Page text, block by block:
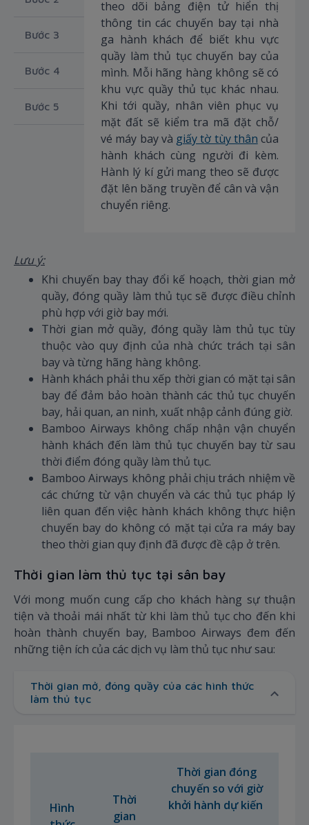
Bước 3
Bước 4
Bước 5
theo dõi bảng điện tử hiển thị
thông tin các chuyến bay tại nhà
ga hành khách để biết khu vực
quầy làm thủ tục chuyến bay của
mình. Mỗi hãng hàng không sẽ có
khu vực quầy thủ tục khác nhau.
Khi tới quầy, nhân viên phục vụ
mặt đất sẽ kiểm tra mã đặt chỗ/
vé máy bay và giấy tờ tùy thân của
hành khách cùng người đi kèm.
Hành lý kí gửi mang theo sẽ được
đặt lên băng truyền để cân và vận
chuyển riêng.
Lưu ý:
Khi chuyến bay thay đổi kế hoạch, thời gian mở
quầy, đóng quầy làm thủ tục sẽ được điều chỉnh
phù hợp với giờ bay mới.
Thời gian mở quầy, đóng quầy làm thủ tục tùy
thuộc vào quy định của nhà chức trách tại sân
bay và từng hãng hàng không.
Hành khách phải thu xếp thời gian có mặt tại sân
bay để đảm bảo hoàn thành các thủ tục chuyến
bay, hải quan, an ninh, xuất nhập cảnh đúng giờ.
Bamboo Airways không chấp nhận vận chuyển
hành khách đến làm thủ tục chuyến bay từ sau
thời điểm đóng quầy làm thủ tục.
Bamboo Airways không phải chịu trách nhiệm về
các chứng từ vận chuyển và các thủ tục pháp lý
liên quan đến việc hành khách không thực hiện
chuyến bay do không có mặt tại cửa ra máy bay
theo thời gian quy định đã được đề cập ở trên.
Thời gian làm thủ tục tại sân bay
Với mong muốn cung cấp cho khách hàng sự thuận
tiện và thoải mái nhất từ khi làm thủ tục cho đến khi
hoàn thành chuyến bay, Bamboo Airways đem đến
những tiện ích của các dịch vụ làm thủ tục như sau:
Thời gian mở, đóng quầy của các hình thức
làm thủ tục
Hình
Thời
gian
Thời gian đóng
chuyến so với giờ
khởi hành dự kiến